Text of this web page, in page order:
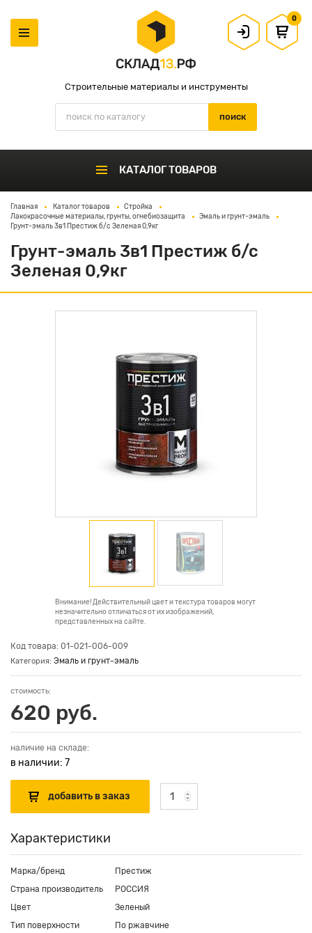
Строительные материалы и инструменты
0
КАТАЛОГ ТОВАРОВ
Главная Каталог товаров
Стройка
Лакокрасочные материалы, грунты, огнебиозащита
Эмаль и грунт-эмаль
Грунт-эмаль 3в1 Престиж б/с Зеленая 0,9кг
Грунт-эмаль 3в1 Престиж б/с
Зеленая 0,9кг
Внимание! Действительный цвет и текстура товаров могут
незначительно отличаться от их изображений,
представленных на сайте.
Код товара: 01-021-006-009
Категория: Эмаль и грунт-эмаль
стоимость:
620 руб.
наличие на складе:
в наличии: 7
Характеристики
Марка/бренд
Престиж
Страна производитель
РОССИЯ
Цвет
Зеленый
Тип поверхности
По ржавчине